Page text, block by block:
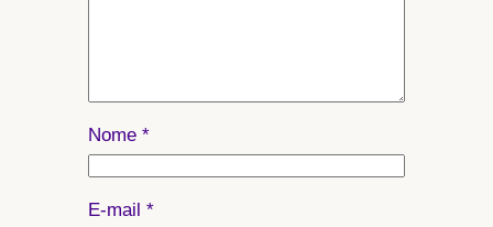
Nome *
E-mail *